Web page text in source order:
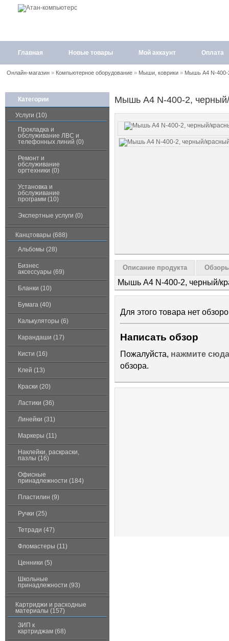
Главная Новые товары Мой аккаунт Оплата
Онлайн-магазин» Компьютерное оборудование» Мыши, коврики» Мышь A4 N-400-
Категории
Услуги (10)
Прокладка и
обслуживание ЛВС и
телефонных линий (0)
Ремонт и
обслуживание
оргтехники (0)
Установка и
обслуживание
программ (10)
Экспертные услуги (0)
Канцтовары (688)
Альбомы (28)
Бизнес
аксессуары (69)
Бланки (10)
Бумага (40)
Калькуляторы (6)
Карандаши (17)
Кисти (16)
Клей (13)
Краски (20)
Ластики (36)
Линейки (31)
Маркеры (11)
Наклейки, раскраски,
пазлы (16)
Офисные
принадлежности (184)
Пластилин (9)
Ручки (25)
Тетради (47)
Фломастеры (11)
Ценники (5)
Школьные
принадлежности (93)
Картриджи и расходные
материалы (157)
ЗИП к
картриджам (68)
Мышь A4 N-400-2,
Описание продукта
Мышь A4 N-400-2, черный/
Для этого товара нет
Написать обзор
Пожалуйста, нажмите сюда
обзора.